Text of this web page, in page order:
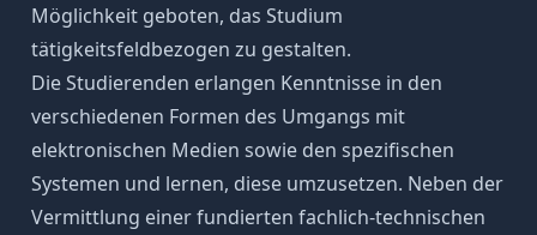
Möglichkeit geboten, das Studium
tätigkeitsfeldbezogen zu gestalten.
Die Studierenden erlangen Kenntnisse in den
verschiedenen Formen des Umgangs mit
elektronischen Medien sowie den spezifischen
Systemen und lernen, diese umzusetzen. Neben der
Vermittlung einer fundierten fachlich-technischen